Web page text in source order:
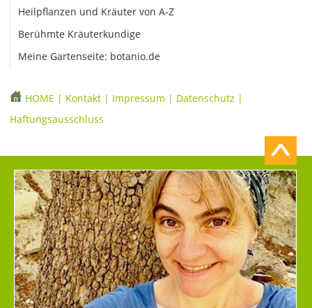
Heilpflanzen und Kräuter von A-Z
Berühmte Kräuterkundige
Meine Gartenseite: botanio.de
HOME | Kontakt | Impressum | Datenschutz |
Haftungsausschluss